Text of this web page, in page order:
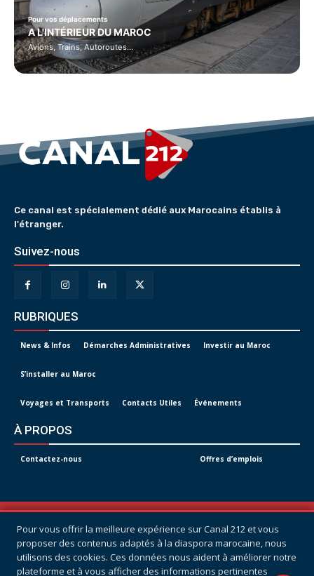
Pour vos déplacements
A L'INTÉRIEUR DU MAROC
Avions, Trains, Autoroutes…
Ce canal est spécialement dédié aux Marocains établis à
l'étranger.
Suivez-nous
RUBRIQUES
News & Infos Démarches Administratives Investir au Maroc
S’installer au Maroc
Voyages et Transports Contacts Utiles Événements
À PROPOS
Contactez-nous Offres d’emplois
© Tous droits réservés -CANAL 212
CONDITIONS GÉNÉRALES D’UTILISATION
Pour vous offrir la meilleure expérience sur Canal 212 et vous
proposer des contenus adaptés à la diaspora marocaine, nous
utilisons des cookies. Ces données nous aident à améliorer notre
plateforme et à vous afficher des informations pertinentes